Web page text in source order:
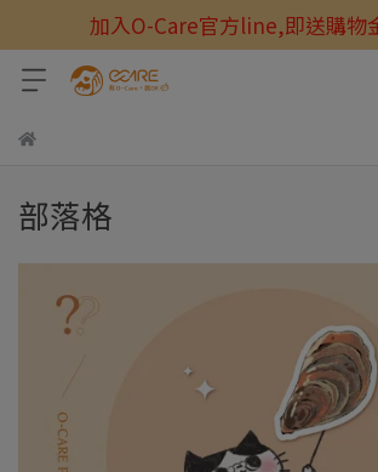
加入O-Care官方line,即送購物
部落格